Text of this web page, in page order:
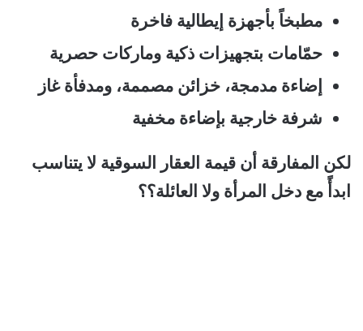
مطبخاً بأجهزة إيطالية فاخرة
حمّامات بتجهيزات ذكية وماركات حصرية
إضاءة مدمجة، خزائن مصممة، ومدفأة غاز
شرفة خارجية بإضاءة مخفية
لكن المفارقة أن قيمة العقار السوقية لا يتناسب
ابدأً مع دخل المرأة ولا العائلة؟؟